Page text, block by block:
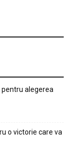
pentru alegerea
o victorie care va